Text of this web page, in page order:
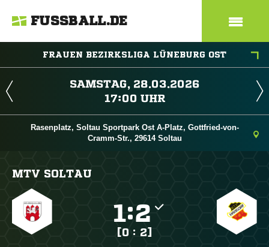
FUSSBALL.DE
FRAUEN BEZIRKSLIGA LÜNEBURG OST
 
 
Rasenplatz, Soltau Sportpark Ost A-Platz, Gottfried-von-
Cramm-Str., 29614 Soltau
MTV SOLTAU
:
[0 : 2]